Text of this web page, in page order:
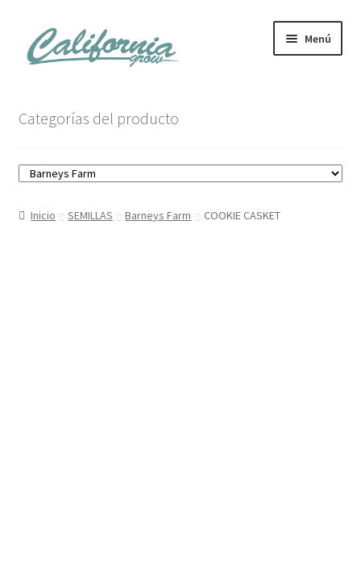
al
contenido
Menú
Carrito
Mi cuenta
Categorías del producto
Inicio SEMILLAS Barneys Farm COOKIE CASKET